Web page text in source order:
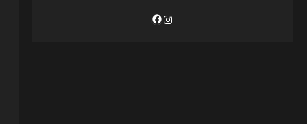
Facebook
Instagram